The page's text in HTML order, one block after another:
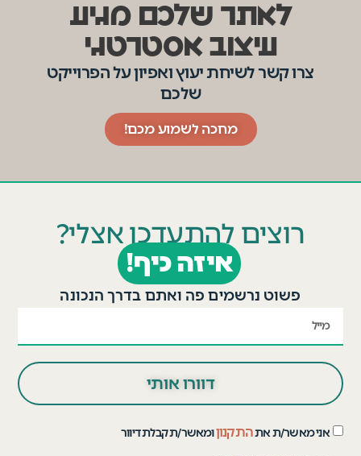
לאתר שלכם מגיע
עיצוב אסטרטגי
צרו קשר לשיחת יעוץ ואפיון על הפרוייקט
שלכם
מחכה לשמוע מכם!
רוצים להתעדכן אצלי?
איזה כיף!
פשוט נרשמים פה ואתם בדרך הנכונה
אני מאשר/ת אתהתקנוןומאשר/ת קבלת דיוור
דוורו אותי